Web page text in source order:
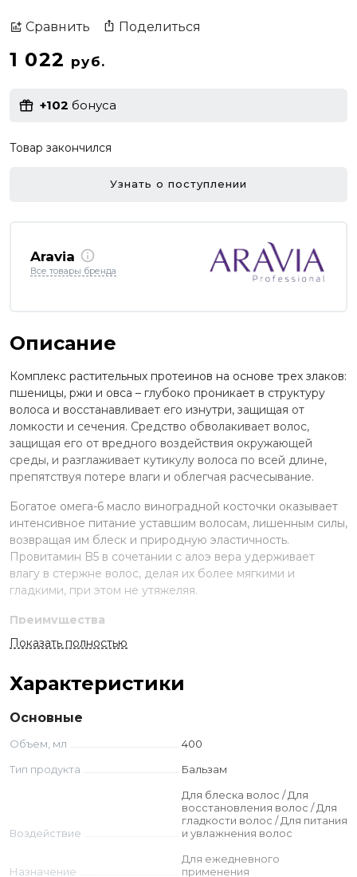
Сравнить Поделиться
1 022 руб.
+102 бонуса
Товар закончился
Узнать о поступлении
Aravia
Все товары бренда
Описание
Комплекс растительных протеинов на основе трех злаков:
пшеницы, ржи и овса – глубоко проникает в структуру
волоса и восстанавливает его изнутри, защищая от
ломкости и сечения. Средство обволакивает волос,
защищая его от вредного воздействия окружающей
среды, и разглаживает кутикулу волоса по всей длине,
препятствуя потере влаги и облегчая расчесывание.
Богатое омега-6 масло виноградной косточки оказывает
интенсивное питание уставшим волосам, лишенным силы,
возвращая им блеск и природную эластичность.
Провитамин B5 в сочетании с алоэ вера удерживает
влагу в стержне волос, делая их более мягкими и
гладкими, при этом не утяжеляя.
Преимущества
Провитамин B5 – укрепляет волосы от
обезвоживание, надолго удерживая влагу в
Злаковые протеины – устраняют
хроническую сухость, возвращают
природный блеск, повышая естественную
Омега-6 – прекрасно питает и
восстанавливает структуру сухих, секущихся,
безжизненных волос, делая их гибкими и
эластичными, помогает заполнить
Показать полностью
Характеристики
Основные
Объем, мл
400
Тип продукта
Бальзам
Воздействие
Для блеска волос / Для
восстановления волос / Для
гладкости волос / Для питания
и увлажнения волос
Назначение
Для ежедневного
применения